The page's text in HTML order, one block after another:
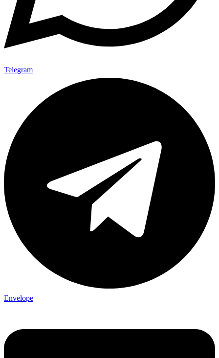
Telegram
Envelope